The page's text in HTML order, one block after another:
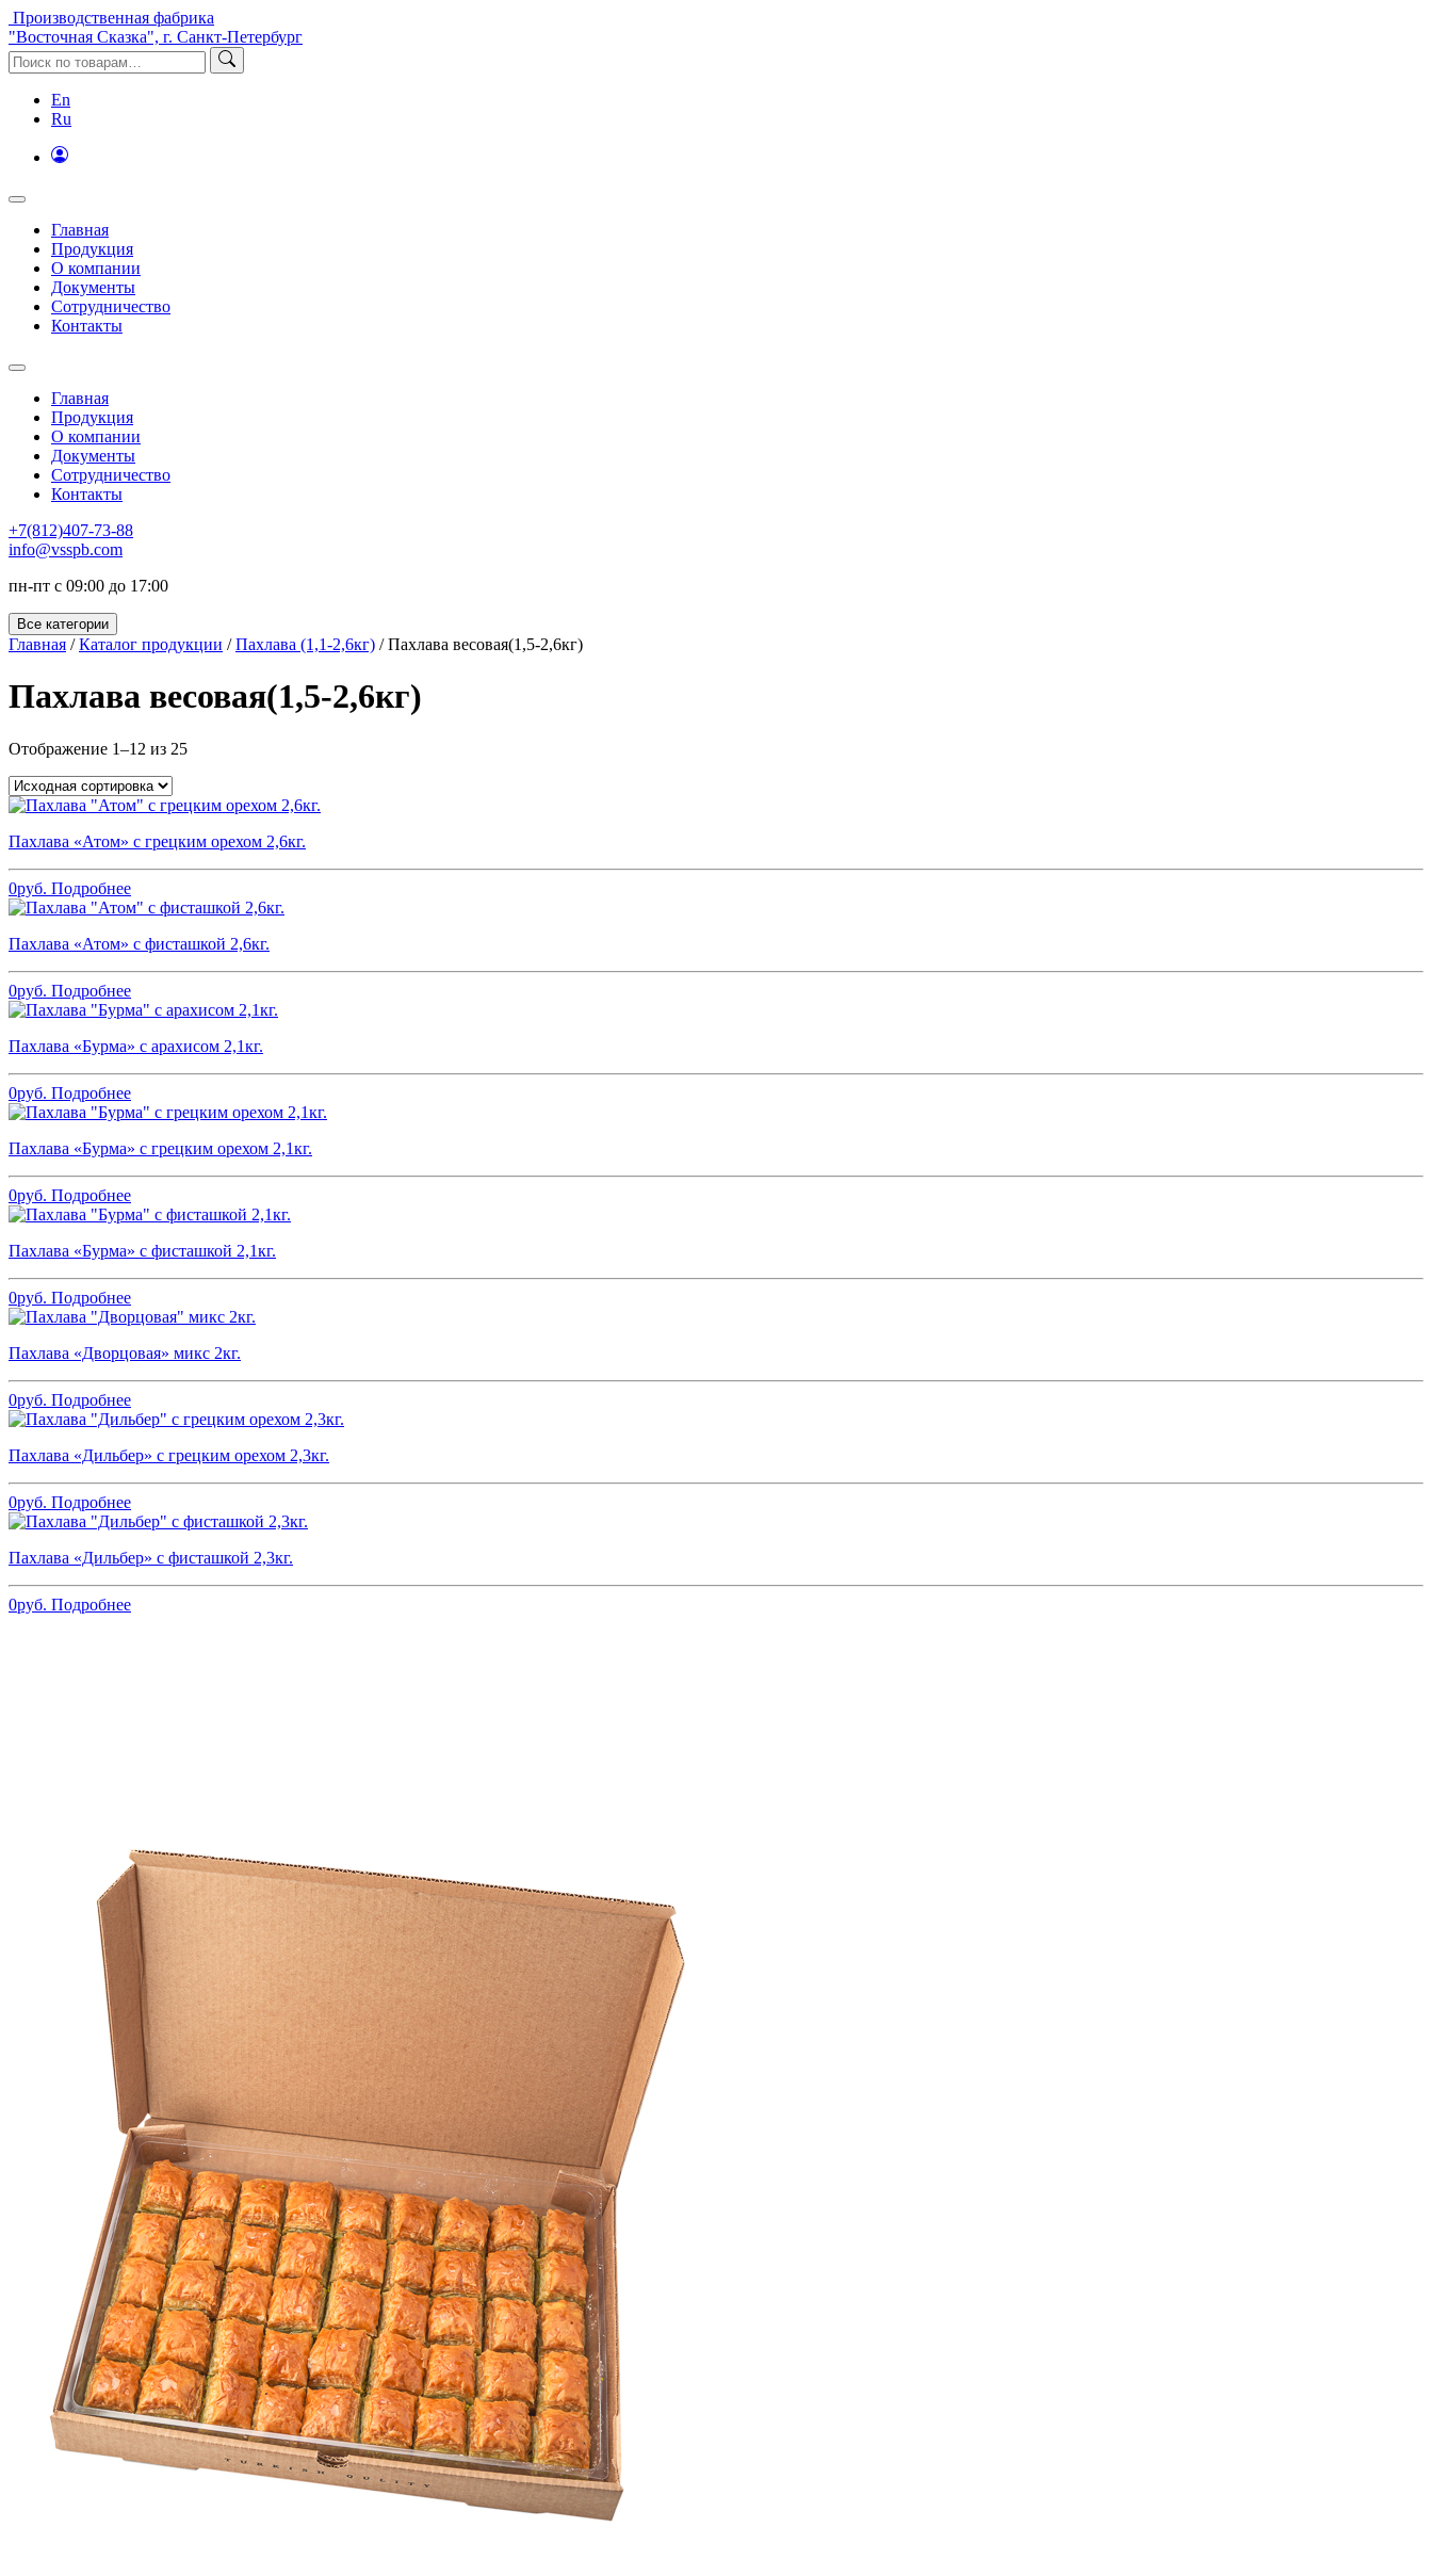
Производственная фабрика
"Восточная Сказка", г. Санкт-Петербург
En
Ru
Главная
Продукция
О компании
Документы
Сотрудничество
Контакты
Главная
Продукция
О компании
Документы
Сотрудничество
Контакты
+7(812)407-73-88
info@vsspb.com
пн-пт с 09:00 до 17:00
Все категории
Главная /Каталог продукции /Пахлава (1,1-2,6кг) / Пахлава весовая(1,5-2,6кг)
Пахлава весовая(1,5-2,6кг)
Отображение 1–12 из 25
Пахлава «Атом» с грецким орехом 2,6кг.
0руб. Подробнее
Пахлава «Атом» с фисташкой 2,6кг.
0руб. Подробнее
Пахлава «Бурма» с арахисом 2,1кг.
0руб. Подробнее
Пахлава «Бурма» с грецким орехом 2,1кг.
0руб. Подробнее
Пахлава «Бурма» с фисташкой 2,1кг.
0руб. Подробнее
Пахлава «Дворцовая» микс 2кг.
0руб. Подробнее
Пахлава «Дильбер» с грецким орехом 2,3кг.
0руб. Подробнее
Пахлава «Дильбер» с фисташкой 2,3кг.
0руб. Подробнее